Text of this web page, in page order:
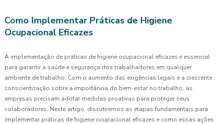
Como Implementar Práticas de Higiene
Ocupacional Eficazes
A implementação de práticas de higiene ocupacional eficazes é essencial
para garantir a saúde e segurança dos trabalhadores em qualquer
ambiente de trabalho. Com o aumento das exigências legais e a crescente
conscientização sobre a importância do bem-estar no trabalho, as
empresas precisam adotar medidas proativas para proteger seus
colaboradores. Neste artigo, discutiremos as etapas fundamentais para
implementar práticas de higiene ocupacional eficazes e como essas ações